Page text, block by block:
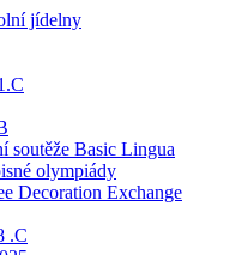
jídelny
soutěže Basic Lingua
olympiády
Decoration Exchange
.C